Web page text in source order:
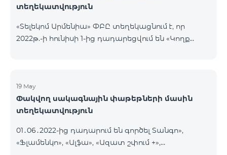
տեղեկատվություն
«Տելեկոմ Արմենիա» ՓԲԸ տեղեկացնում է, որ
2022թ.-ի հունիսի 1-ից դադարեցվում են «Կողք
երկարացման հնարավորությունը: Ինչպես նաև
դադարեցվում է «Սիրելի համարներ»
ծառայության նոր միացումները և գործողությունը։
19 May
Փակվող սակագնային փաթեթների մասին
տեղեկատվություն
01․06․2022-ից դադարում են գործել Տանգո»,
«Ֆլամենկո», «Ալֆա», «Ազատ շփում +»,